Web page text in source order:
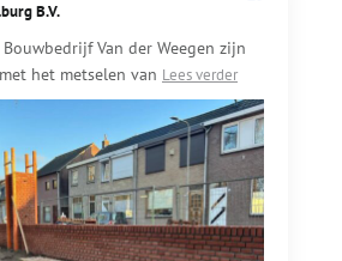
B.V.️
Van der Weegen zijn
het metselen van Lees verder